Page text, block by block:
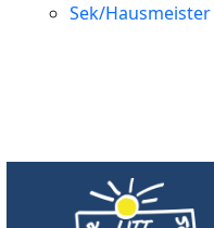
Sek/Hausmeister